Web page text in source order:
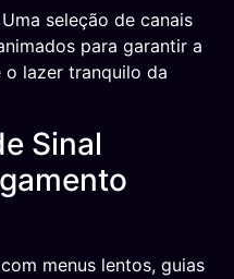
Uma seleção de canais
para garantir a
lazer tranquilo da
Sinal
menus lentos, guias